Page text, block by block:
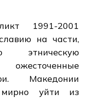
1991-2001
на части,
этническую
Македонии
мирно уйти из